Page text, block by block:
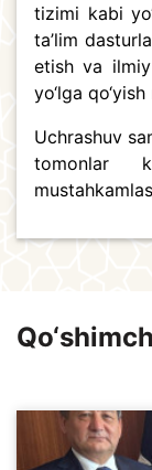
tizimi kabi
ta’lim
etish va
yo‘lga
Uchrashuv
tomonlar